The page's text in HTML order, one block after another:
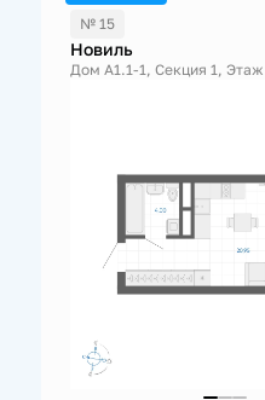
№ 15
Новиль
Дом А1.1-1, Секция 1,